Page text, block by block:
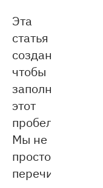
Эта
статья
создана,
чтобы
заполнить
этот
пробел.
Мы не
просто
перечислим